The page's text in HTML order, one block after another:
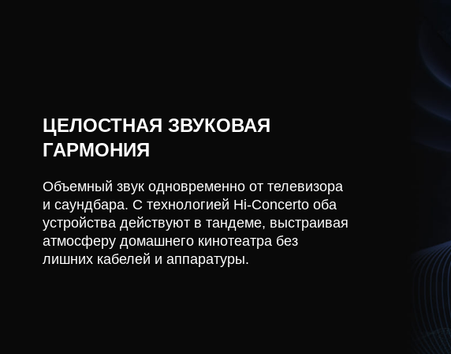
ЦЕЛОСТНАЯ ЗВУКОВАЯ
ГАРМОНИЯ
Объемный звук одновременно от телевизора
и саундбара. С технологией Hi-Concerto оба
устройства действуют в тандеме, выстраивая
атмосферу домашнего кинотеатра без
лишних кабелей и аппаратуры.